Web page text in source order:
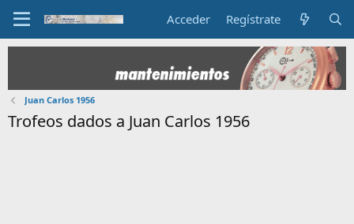
Acceder Regístrate
Juan Carlos 1956
Trofeos dados a Juan Carlos 1956